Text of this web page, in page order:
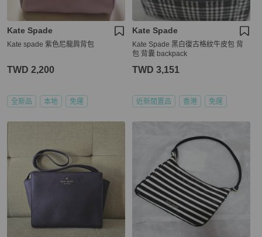
Kate Spade
Kate spade 紫色尼龍肩背包
TWD 2,200
全新品 本地 免運
Kate Spade
Kate Spade 黑白復古格紋牛皮包 背
包 背囊 backpack
TWD 3,151
近新閒置品 香港 免運